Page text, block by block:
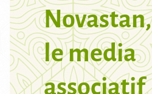
Novastan,
le media
associatif